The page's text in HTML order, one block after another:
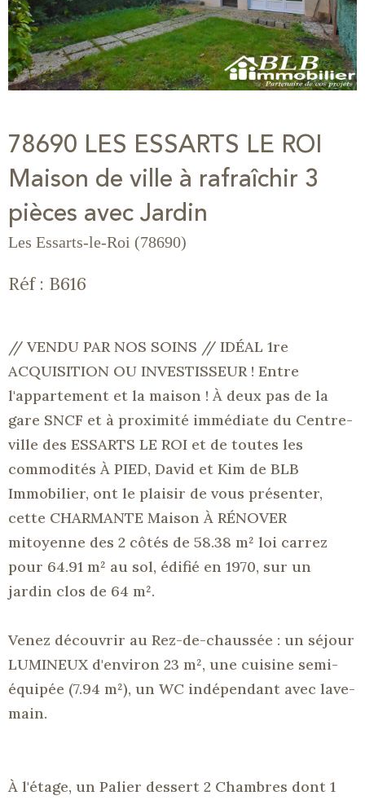
78690 LES ESSARTS LE ROI
Maison de ville à rafraîchir 3
pièces avec Jardin
Les Essarts-le-Roi (78690)
Réf : B616
// VENDU PAR NOS SOINS // IDÉAL 1re
ACQUISITION OU INVESTISSEUR ! Entre
l'appartement et la maison ! À deux pas de la
gare SNCF et à proximité immédiate du Centre-
ville des ESSARTS LE ROI et de toutes les
commodités À PIED, David et Kim de BLB
Immobilier, ont le plaisir de vous présenter,
cette CHARMANTE Maison À RÉNOVER
mitoyenne des 2 côtés de 58.38 m² loi carrez
pour 64.91 m² au sol, édifié en 1970, sur un
jardin clos de 64 m².
Venez découvrir au Rez-de-chaussée : un séjour
LUMINEUX d'environ 23 m², une cuisine semi-
équipée (7.94 m²), un WC indépendant avec lave-
main.
À l'étage, un Palier dessert 2 Chambres dont 1